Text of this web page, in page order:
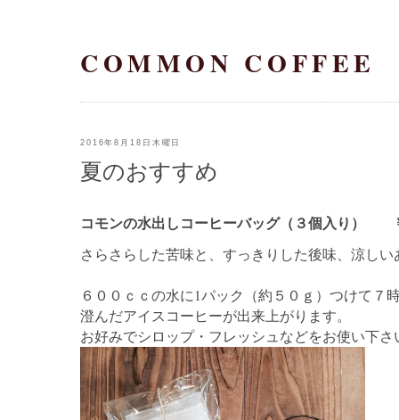
COMMON COFFEE
2016年8月18日木曜日
夏のおすすめ
コモンの水出しコーヒーバッグ（３個入り）
さらさらした苦味と、すっきりした後味、涼しい
６００ｃｃの水に1パック（約５０ｇ）つけて７
澄んだアイスコーヒーが出来上がります。
お好みでシロップ・フレッシュなどをお使い下さ